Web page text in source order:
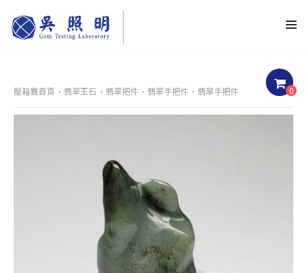
0
壓箱寶首頁 翡翠玉石 翡翠把件 翡翠手把件 翡翠手把件